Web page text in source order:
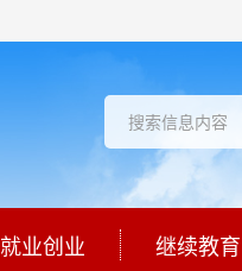
就业创业 继续教育